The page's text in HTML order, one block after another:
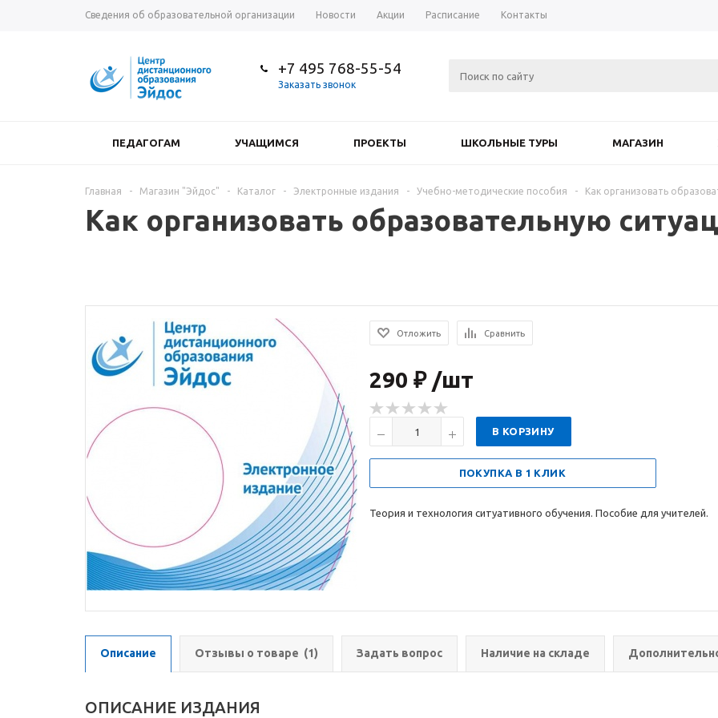
Сведения об образовательной организации Новости Акции Расписание Контакты
+7 495 768-55-54
Заказать звонок
ПЕДАГОГАМ УЧАЩИМСЯ ПРОЕКТЫ ШКОЛЬНЫЕ ТУРЫ МАГАЗИН
Главная - Магазин "Эйдос" - Каталог - Электронные издания - Учебно-методические пособия - Как организовать
Как организовать образовательную
Отложить Сравнить
290 ₽ /шт
В КОРЗИНУ
ПОКУПКА В 1 КЛИК
Теория и технология ситуативного обучения. Пособие для учителей.
Описание Отзывы о товаре (1) Задать вопрос Наличие на складе
ОПИСАНИЕ ИЗДАНИЯ